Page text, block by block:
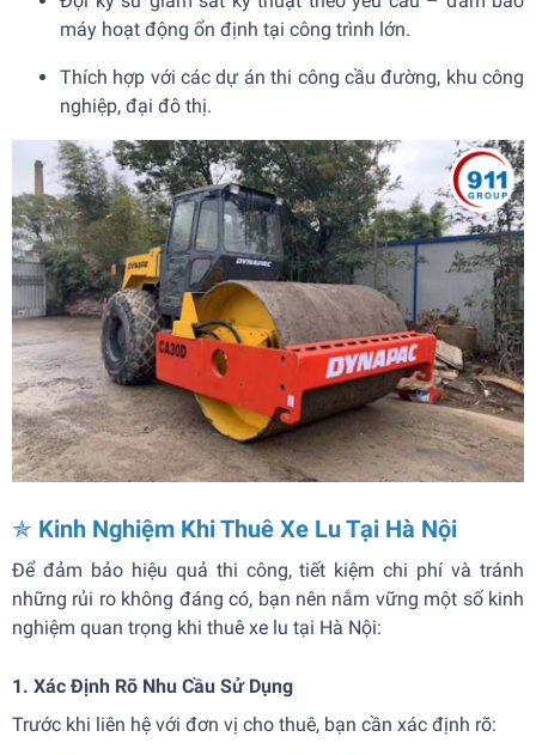
máy hoạt động ổn định tại công trình lớn.
Thích hợp với các dự án thi công cầu đường, khu công
nghiệp, đại đô thị.
✯ Kinh Nghiệm Khi Thuê Xe Lu Tại Hà Nội
Để đảm bảo hiệu quả thi công, tiết kiệm chi phí và tránh
những rủi ro không đáng có, bạn nên nắm vững một số kinh
nghiệm quan trọng khi thuê xe lu tại Hà Nội:
1. Xác Định Rõ Nhu Cầu Sử Dụng
Trước khi liên hệ với đơn vị cho thuê, bạn cần xác định rõ: